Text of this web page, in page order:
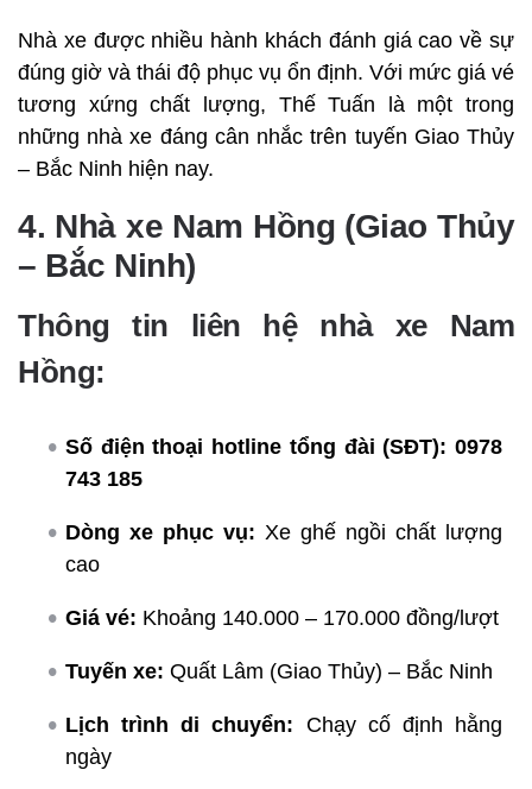
Nhà xe được nhiều hành khách đánh giá cao về sự
đúng giờ và thái độ phục vụ ổn định. Với mức giá vé
tương xứng chất lượng, Thế Tuấn là một trong
những nhà xe đáng cân nhắc trên tuyến Giao Thủy
– Bắc Ninh hiện nay.
4. Nhà xe Nam Hồng (Giao Thủy
– Bắc Ninh)
Thông tin liên hệ nhà xe Nam
Hồng:
Số điện thoại hotline tổng đài (SĐT): 0978
743 185
Dòng xe phục vụ: Xe ghế ngồi chất lượng
cao
Giá vé: Khoảng 140.000 – 170.000 đồng/lượt
Tuyến xe: Quất Lâm (Giao Thủy) – Bắc Ninh
Lịch trình di chuyển: Chạy cố định hằng
ngày